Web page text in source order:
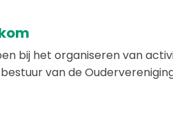
bij het organiseren van
van de